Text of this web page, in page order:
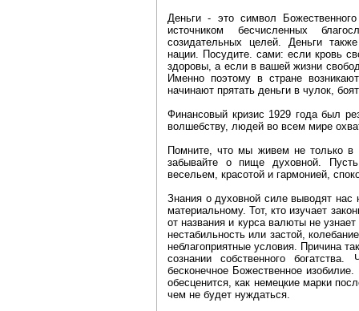
Деньги - это символ
источником бесчисленных
созидательных целей. Деньги
нации. Посудите. сами: если кровь
здоровы, а если в вашей жизни
Именно поэтому в стране
начинают прятать деньги в чулок,
Финансовый кризис 1929 года был
волшебству, людей во всем мире
Помните, что мы живем не только в
забывайте о пище духовной.
весельем, красотой и гармонией,
Знания о духовной силе выводят нас
материальному. Тот, кто изучает
от названия и курса валюты не
нестабильность или застой,
неблагоприятные условия. Причина
сознании собственного
бесконечное Божественное
обесценится, как немецкие марки
чем не будет нуждаться.